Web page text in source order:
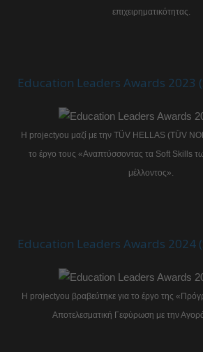
επιχειρηματικότητας.
Education Leaders Awards 2023
Η projectyou μαζί με την TÜV HELLAS (TÜV
το έργο τους «Αναπτύσσοντας τα Soft Skills
μέλλοντος».
Education Leaders Awards 2024
Η projectyou βραβεύτηκε για το έργο της
Αποτελεσματική Γεφύρωση με την